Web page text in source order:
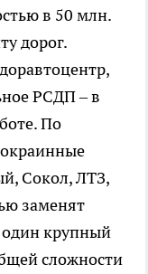
в 50 млн.
дорог.
РСДП – в
По
Сокол, ЛТЗ,
заменят
один крупный
сложности